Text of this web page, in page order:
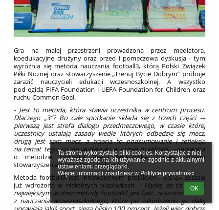
Ta strona wykorzystuje pliki cookies. Korzystając z niej
wyrażasz zgodę na ich używanie, zgodnie z aktualnymi
ustawieniami przeglądarki.
Więcej informacji znajdziesz w Polityce prywatności.
OK
Gra na małej przestrzeni prowadzona przez mediatora,
koedukacyjne drużyny oraz przed i pomeczowa dyskusja - tym
wyróżnia się metoda nauczania football3, którą Polski Związek
Piłki Nożnej oraz stowarzyszenie „Trenuj Bycie Dobrym” próbuje
zarazić nauczycieli edukacji wczesnoszkolnej. A wszystko
pod egidą FIFA Foundation i UEFA Foundation for Children oraz
ruchu Common Goal.
- Jest to metoda, która stawia uczestnika w centrum procesu.
Dlaczego „3”? Bo całe spotkanie składa się z trzech części -–
pierwszą jest strefa dialogu przedmeczowego, w czasie której
uczestnicy ustalają zasady wedle których odbędzie się mecz,
drugą jest sam mecz, a trzecia to podsumowanie i refleksja
na temat tego, co się wydarzyło w czasie rywalizacji -opowiada
o metodzie football3 Beata Mirkowska, prezes zarządu
stowarzyszenia Trenuj Bycie Dobrym.
Metoda football3 jest innowacyjnym projektem, jednak została
już wdrożona w niektórych placówkach. - Myślę, że to co jest
największym atutem metody football3 jest fakt, że procent dzieci
z nauczania wczesnoszkolnego, które po zakończeniu go dalej